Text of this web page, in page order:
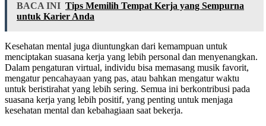
BACA INI Tips Memilih Tempat Kerja yang Sempurna
untuk Karier Anda
Kesehatan mental juga diuntungkan dari kemampuan untuk
menciptakan suasana kerja yang lebih personal dan menyenangkan.
Dalam pengaturan virtual, individu bisa memasang musik favorit,
mengatur pencahayaan yang pas, atau bahkan mengatur waktu
untuk beristirahat yang lebih sering. Semua ini berkontribusi pada
suasana kerja yang lebih positif, yang penting untuk menjaga
kesehatan mental dan kebahagiaan saat bekerja.